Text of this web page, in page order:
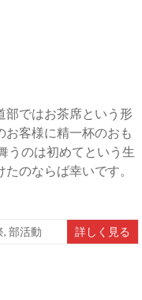
部ではお茶席という形
お客様に精一杯のおも
うのは初めてという生
のならば幸いです。
,部活動 詳しく見る